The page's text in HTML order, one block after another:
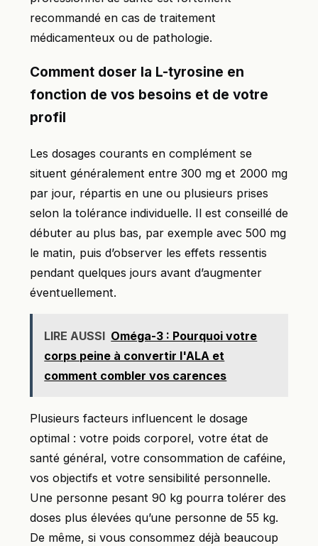
recommandé en cas de traitement
médicamenteux ou de pathologie.
Comment doser la L-tyrosine en
fonction de vos besoins et de votre
profil
Les dosages courants en complément se
situent généralement entre 300 mg et 2000 mg
par jour, répartis en une ou plusieurs prises
selon la tolérance individuelle. Il est conseillé de
débuter au plus bas, par exemple avec 500 mg
le matin, puis d’observer les effets ressentis
pendant quelques jours avant d’augmenter
éventuellement.
LIRE AUSSI Oméga-3 : Pourquoi votre
corps peine à convertir l'ALA et
comment combler vos carences
Plusieurs facteurs influencent le dosage
optimal : votre poids corporel, votre état de
santé général, votre consommation de caféine,
vos objectifs et votre sensibilité personnelle.
Une personne pesant 90 kg pourra tolérer des
doses plus élevées qu’une personne de 55 kg.
De même, si vous consommez déjà beaucoup